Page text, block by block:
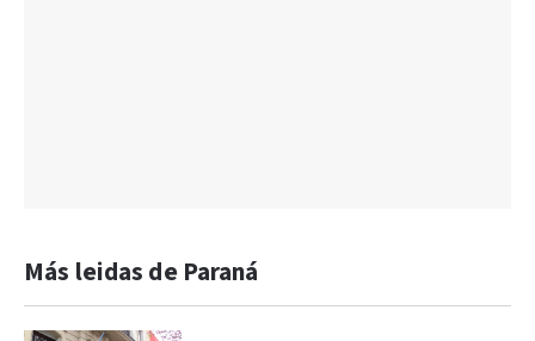
Más leidas de Paraná